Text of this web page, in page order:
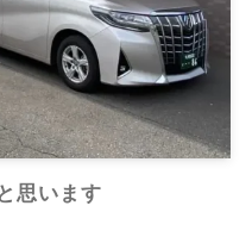
思います